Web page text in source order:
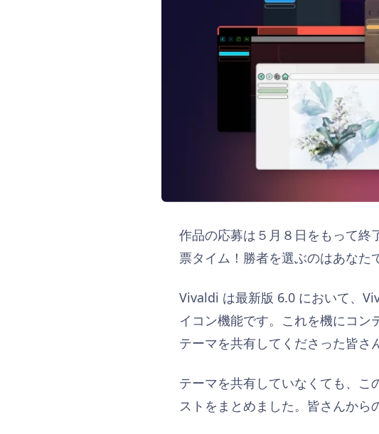
作品の応募は５月８日をもって終
票タイム！勝者を選ぶのはあなた
Vivaldi は最新版 6.0 において、
イコン機能です。これを機にコン
テーマを共有してくださった皆さ
テーマを共有していなくても、こ
ストをまとめました。皆さんから